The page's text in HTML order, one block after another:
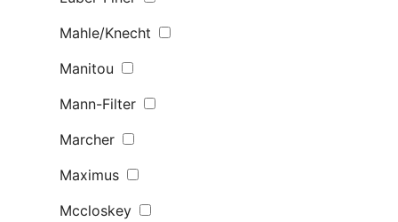
Mahle/Knecht
Manitou
Mann-Filter
Marcher
Maximus
Mccloskey